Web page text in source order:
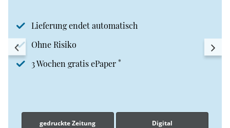
Lieferung endet automatisch
Ohne Risiko
3 Wochen gratis ePaper *
gedruckte Zeitung Digital